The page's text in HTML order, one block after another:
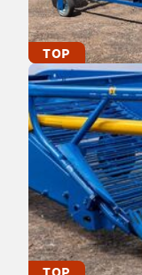
TOP
TOP